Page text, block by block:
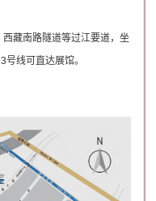
藏南路隧道等过江要道，坐
线可直达展馆。